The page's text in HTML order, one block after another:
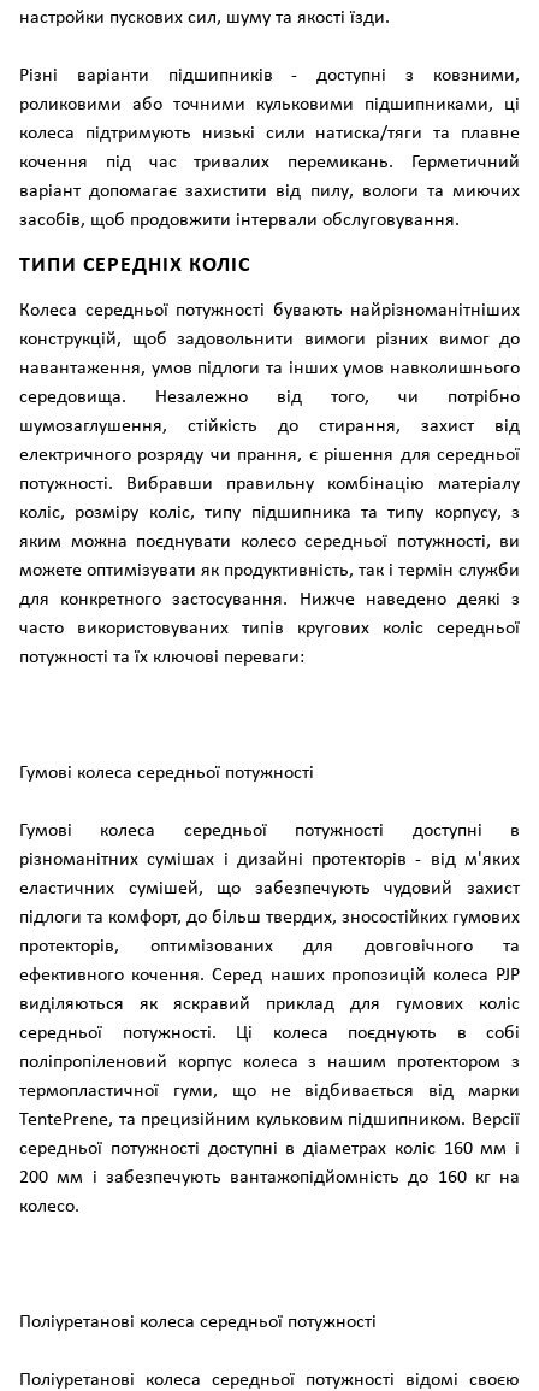
настройки пускових сил, шуму та якості їзди.
Різні варіанти підшипників - доступні з ковзними,
роликовими або точними кульковими підшипниками, ці
колеса підтримують низькі сили натиска/тяги та плавне
кочення під час тривалих перемикань. Герметичний
варіант допомагає захистити від пилу, вологи та миючих
засобів, щоб продовжити інтервали обслуговування.
ТИПИ СЕРЕДНІХ КОЛІС
Колеса середньої потужності бувають найрізноманітніших
конструкцій, щоб задовольнити вимоги різних вимог до
навантаження, умов підлоги та інших умов навколишнього
середовища. Незалежно від того, чи потрібно
шумозаглушення, стійкість до стирання, захист від
електричного розряду чи прання, є рішення для середньої
потужності. Вибравши правильну комбінацію матеріалу
коліс, розміру коліс, типу підшипника та типу корпусу, з
яким можна поєднувати колесо середньої потужності, ви
можете оптимізувати як продуктивність, так і термін служби
для конкретного застосування. Нижче наведено деякі з
часто використовуваних типів кругових коліс середньої
потужності та їх ключові переваги:
Гумові колеса середньої потужності
Гумові колеса середньої потужності доступні в
різноманітних сумішах і дизайні протекторів - від м'яких
еластичних сумішей, що забезпечують чудовий захист
підлоги та комфорт, до більш твердих, зносостійких гумових
протекторів, оптимізованих для довговічного та
ефективного кочення. Серед наших пропозицій колеса PJP
виділяються як яскравий приклад для гумових коліс
середньої потужності. Ці колеса поєднують в собі
поліпропіленовий корпус колеса з нашим протектором з
термопластичної гуми, що не відбивається від марки
TentePrene, та прецизійним кульковим підшипником. Версії
середньої потужності доступні в діаметрах коліс 160 мм і
200 мм і забезпечують вантажопідйомність до 160 кг на
колесо.
Поліуретанові колеса середньої потужності
Поліуретанові колеса середньої потужності відомі своєю